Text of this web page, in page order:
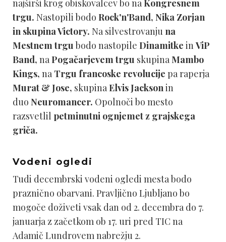
najširši krog obiskovalcev bo na Kongresnem
trgu. Nastopili bodo Rock'n'Band, Nika Zorjan
in skupina Victory. Na silvestrovanju na
Mestnem trgu bodo nastopile Dinamitke inViP
Band, na Pogačarjevem trgu skupina Mambo
Kings, na Trgu francoske revolucije pa raperja
Murat & Jose, skupina Elvis Jackson in
duo Neuromancer. Opolnoči bo mesto
razsvetlil petminutni ognjemet z grajskega
griča.
Vodeni ogledi
Tudi decembrski vodeni ogledi mesta bodo
praznično obarvani. Pravljično Ljubljano bo
mogoče doživeti vsak dan od 2. decembra do 7.
januarja z začetkom ob 17. uri pred TIC na
Adamič Lundrovem nabrežju 2.